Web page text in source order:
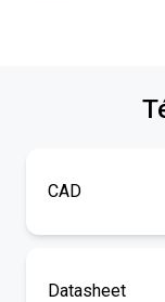
CAD
Datasheet